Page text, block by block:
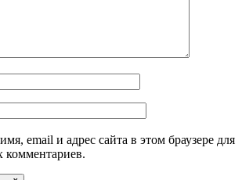
email и адрес сайта в этом браузере для